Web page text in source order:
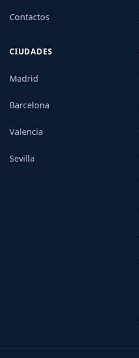
Contactos
CIUDADES
Madrid
Barcelona
Valencia
Sevilla